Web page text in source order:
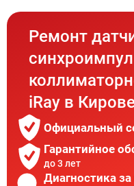
Ремонт
iRay в
Официальный
Гарантийное
до 3 лет
Диагностика